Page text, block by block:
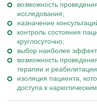
возможность
исследования;
назначение
контроль состояния
круглосуточно;
выбор наиболее
возможность
терапии и
изоляция пациента,
доступа к